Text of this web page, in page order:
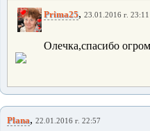
Prima25, 23.01.2016 г. 23:11
Олечка,спасибо
Plana, 22.01.2016 г. 22:57